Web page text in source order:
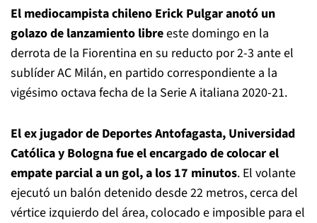
El mediocampista chileno Erick Pulgar anotó un
golazo de lanzamiento libreeste domingo en la
derrota de la Fiorentina en su reducto por 2-3 ante el
sublíder AC Milán, en partido correspondiente a la
vigésimo octava fecha de la Serie A italiana 2020-21.
El ex jugador de Deportes Antofagasta, Universidad
Católica y Bologna fue el encargado de colocar el
empate parcial a un gol, a los 17 minutos. El volante
ejecutó un balón detenido desde 22 metros, cerca del
vértice izquierdo del área, colocado e imposible para el